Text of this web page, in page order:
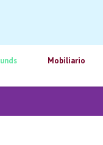
Mobiliario